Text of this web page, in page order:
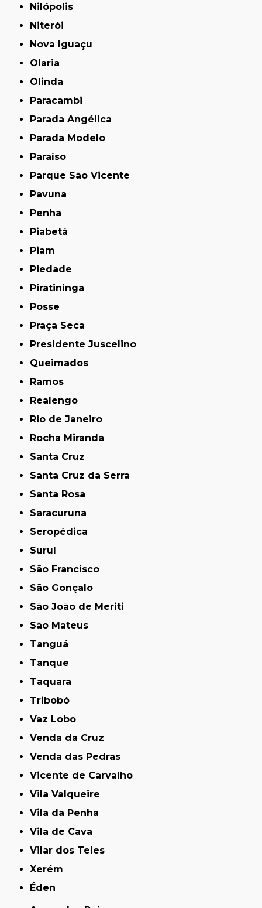
Nilópolis
Niterói
Nova Iguaçu
Olaria
Olinda
Paracambi
Parada Angélica
Parada Modelo
Paraíso
Parque São Vicente
Pavuna
Penha
Piabetá
Piam
Piedade
Piratininga
Posse
Praça Seca
Presidente Juscelino
Queimados
Ramos
Realengo
Rio de Janeiro
Rocha Miranda
Santa Cruz
Santa Cruz da Serra
Santa Rosa
Saracuruna
Seropédica
Suruí
São Francisco
São Gonçalo
São João de Meriti
São Mateus
Tanguá
Tanque
Taquara
Tribobó
Vaz Lobo
Venda da Cruz
Venda das Pedras
Vicente de Carvalho
Vila Valqueire
Vila da Penha
Vila de Cava
Vilar dos Teles
Xerém
Éden